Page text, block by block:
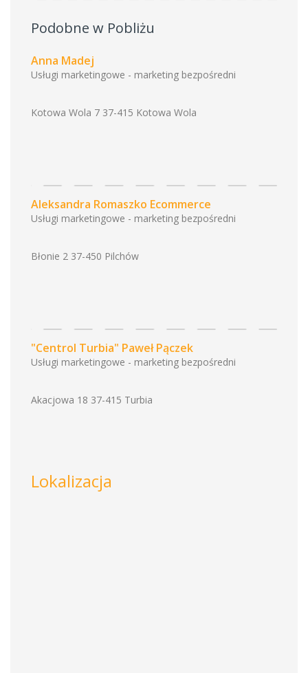
Podobne w Pobliżu
Anna Madej
Usługi marketingowe - marketing bezpośredni
Kotowa Wola 7 37-415 Kotowa Wola
Aleksandra Romaszko Ecommerce
Usługi marketingowe - marketing bezpośredni
Błonie 2 37-450 Pilchów
"Centrol Turbia" Paweł Pączek
Usługi marketingowe - marketing bezpośredni
Akacjowa 18 37-415 Turbia
Lokalizacja